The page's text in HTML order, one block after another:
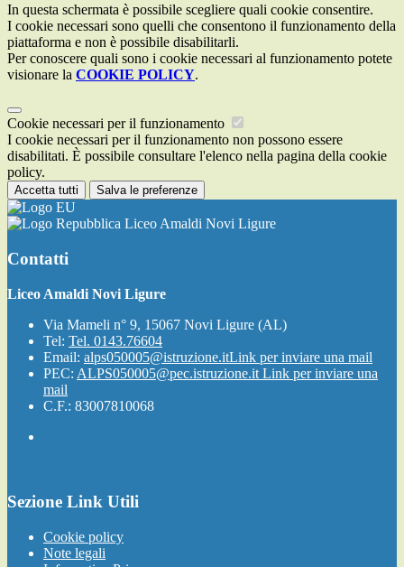
In questa schermata è possibile scegliere quali cookie consentire.
I cookie necessari sono quelli che consentono il funzionamento della
piattaforma e non è possibile disabilitarli.
Per conoscere quali sono i cookie necessari al funzionamento potete
visionare la COOKIE POLICY.
Cookie necessari per il funzionamento
I cookie necessari per il funzionamento non possono essere
disabilitati. È possibile consultare l'elenco nella pagina della cookie
policy.
Accetta tutti Salva le preferenze
Liceo Amaldi Novi Ligure
Contatti
Liceo Amaldi Novi Ligure
Via Mameli n° 9, 15067 Novi Ligure (AL)
Tel: Tel. 0143.76604
Email: alps050005@istruzione.itLink per inviare una mail
PEC: ALPS050005@pec.istruzione.it Link per inviare una
mail
C.F.: 83007810068
Sezione Link Utili
Cookie policy
Note legali